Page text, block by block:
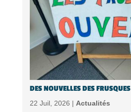
DES NOUVELLES DES FRUSQUES
22 Juil, 2026 | Actualités